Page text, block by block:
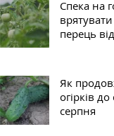
Спека на
перець
Як
огірків
серпня